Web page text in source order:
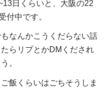
日くらいと、大阪の22
付中です。
なんかこうくだらない話
らリプとかDMくだされ
。
飯くらいはごちそうしま